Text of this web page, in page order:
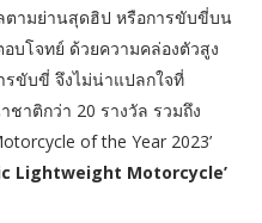
ตามย่านสุดฮิป หรือการขับขี่บน
บโจทย์ ด้วยความคล่องตัวสูง
ขับขี่ จึงไม่น่าแปลกใจที่
ชาติกว่า 20 รางวัล รวมถึง
of the Year 2023’
Lightweight Motorcycle’